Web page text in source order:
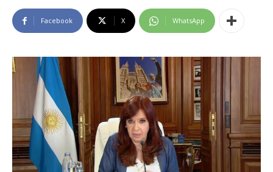
Facebook X WhatsApp